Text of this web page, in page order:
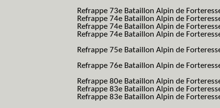
Refrappe 73e Bataillon Alpin de
Refrappe 74e Bataillon Alpin de
Refrappe 74e Bataillon Alpin de
Refrappe 74e Bataillon Alpin de
Refrappe 75e Bataillon Alpin de
Refrappe 76e Bataillon Alpin de
Refrappe 80e Bataillon Alpin de
Refrappe 83e Bataillon Alpin de
Refrappe 83e Bataillon Alpin de